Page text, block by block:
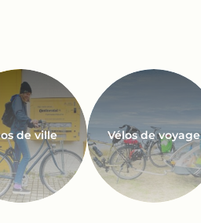
de ville Vélos de voyage